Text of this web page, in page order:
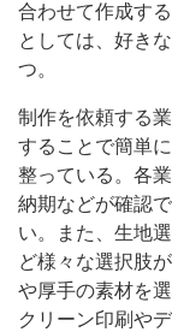
合わせて作成す
としては、好き
つ。
制作を依頼する
することで簡単
整っている。各
納期などが確認
い。また、生地
ど様々な選択肢
や厚手の素材を
クリーン印刷や